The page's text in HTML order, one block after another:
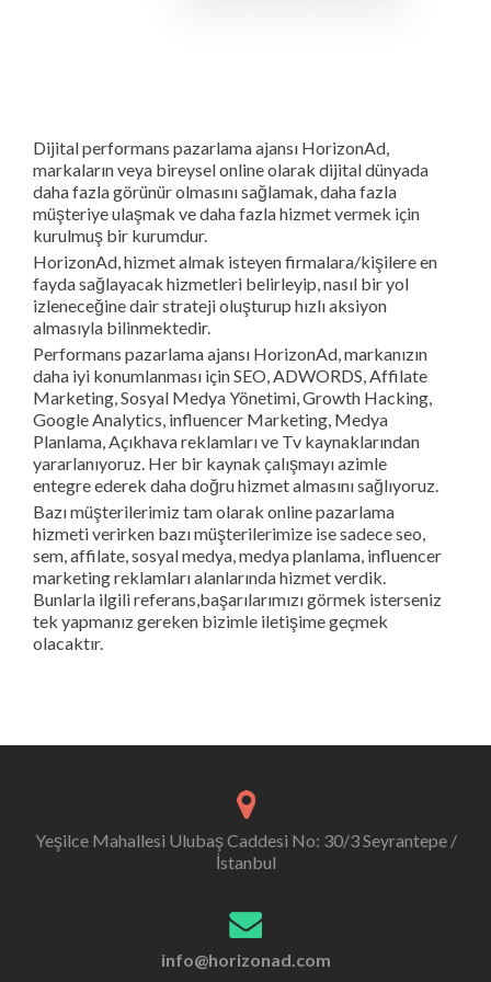
Dijital performans pazarlama ajansı HorizonAd,
markaların veya bireysel online olarak dijital dünyada
daha fazla görünür olmasını sağlamak, daha fazla
müşteriye ulaşmak ve daha fazla hizmet vermek için
kurulmuş bir kurumdur.
HorizonAd, hizmet almak isteyen firmalara/kişilere en
fayda sağlayacak hizmetleri belirleyip, nasıl bir yol
izleneceğine dair strateji oluşturup hızlı aksiyon
almasıyla bilinmektedir.
Performans pazarlama ajansı HorizonAd, markanızın
daha iyi konumlanması için SEO, ADWORDS, Affilate
Marketing, Sosyal Medya Yönetimi, Growth Hacking,
Google Analytics, influencer Marketing, Medya
Planlama, Açıkhava reklamları ve Tv kaynaklarından
yararlanıyoruz. Her bir kaynak çalışmayı azimle
entegre ederek daha doğru hizmet almasını sağlıyoruz.
Bazı müşterilerimiz tam olarak online pazarlama
hizmeti verirken bazı müşterilerimize ise sadece seo,
sem, affilate, sosyal medya, medya planlama, influencer
marketing reklamları alanlarında hizmet verdik.
Bunlarla ilgili referans,başarılarımızı görmek isterseniz
tek yapmanız gereken bizimle iletişime geçmek
olacaktır.
Yeşilce Mahallesi Ulubaş Caddesi No: 30/3 Seyrantepe /
İstanbul
info@horizonad.com